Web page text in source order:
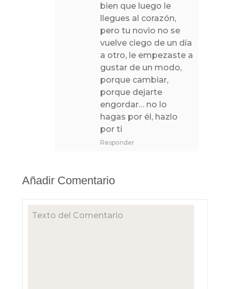
bien que luego le
llegues al corazón,
pero tu novio no se
vuelve ciego de un día
a otro, le empezaste a
gustar de un modo,
porque cambiar,
porque dejarte
engordar… no lo
hagas por él, hazlo
por ti
Responder
Añadir Comentario